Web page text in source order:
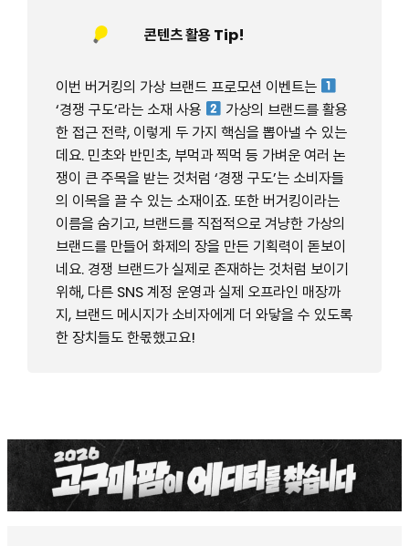
콘텐츠 활용 Tip!
이번 버거킹의 가상 브랜드 프로모션 이벤트는
‘경쟁 구도’라는 소재 사용
가상의 브랜드를 활용
한 접근 전략, 이렇게 두 가지 핵심을 뽑아낼 수 있는
데요. 민초와 반민초, 부먹과 찍먹 등 가벼운 여러 논
쟁이 큰 주목을 받는 것처럼 ‘경쟁 구도’는 소비자들
의 이목을 끌 수 있는 소재이죠. 또한 버거킹이라는
이름을 숨기고, 브랜드를 직접적으로 겨냥한 가상의
브랜드를 만들어 화제의 장을 만든 기획력이 돋보이
네요. 경쟁 브랜드가 실제로 존재하는 것처럼 보이기
위해, 다른 SNS 계정 운영과 실제 오프라인 매장까
지, 브랜드 메시지가 소비자에게 더 와닿을 수 있도록
한 장치들도 한몫했고요!